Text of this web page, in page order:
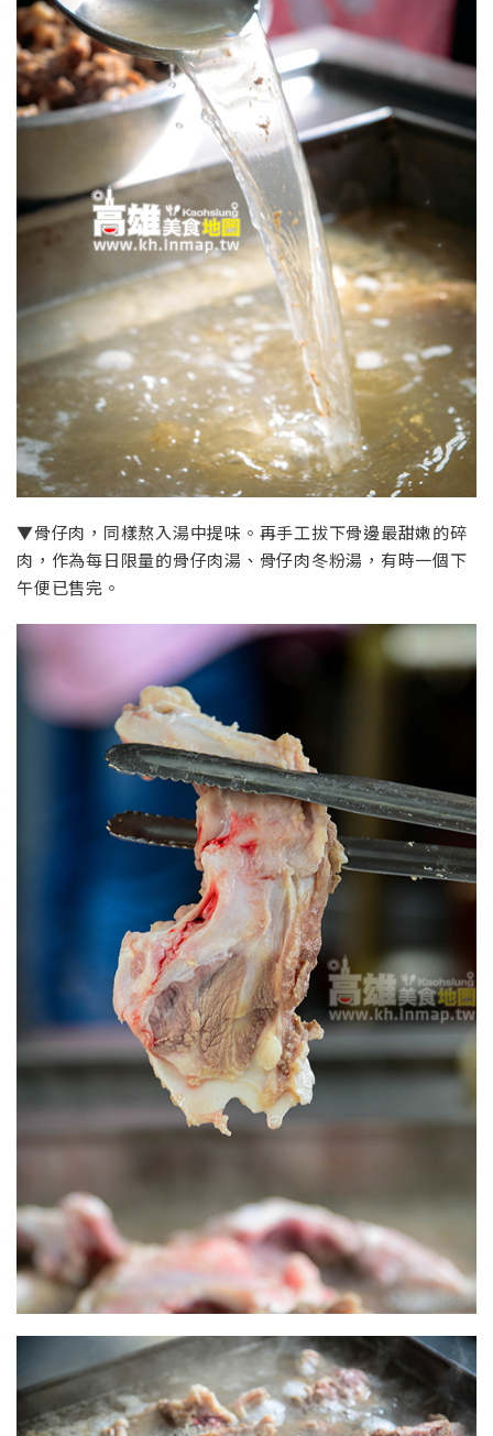
▼骨仔肉，同樣熬入湯中提味。再手工拔下骨邊最甜嫩的碎
肉，作為每日限量的骨仔肉湯、骨仔肉冬粉湯，有時一個下
午便已售完。